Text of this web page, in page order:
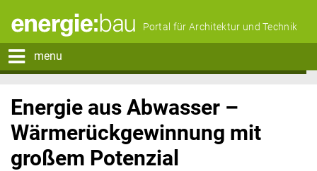
Portal für Architektur und Technik
menu
Energie aus Abwasser –
Wärmerückgewinnung mit
großem Potenzial